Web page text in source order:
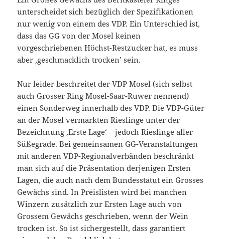
unterscheidet sich bezüglich der Spezifikationen
nur wenig von einem des VDP. Ein Unterschied ist,
dass das GG von der Mosel keinen
vorgeschriebenen Höchst-Restzucker hat, es muss
aber ‚geschmacklich trocken’ sein.
Nur leider beschreitet der VDP Mosel (sich selbst
auch Grosser Ring Mosel-Saar-Ruwer nennend)
einen Sonderweg innerhalb des VDP. Die VDP-Güter
an der Mosel vermarkten Rieslinge unter der
Bezeichnung ‚Erste Lage‘ – jedoch Rieslinge aller
Süßegrade. Bei gemeinsamen GG-Veranstaltungen
mit anderen VDP-Regionalverbänden beschränkt
man sich auf die Präsentation derjenigen Ersten
Lagen, die auch nach dem Bundesstatut ein Grosses
Gewächs sind. In Preislisten wird bei manchen
Winzern zusätzlich zur Ersten Lage auch von
Grossem Gewächs geschrieben, wenn der Wein
trocken ist. So ist sichergestellt, dass garantiert